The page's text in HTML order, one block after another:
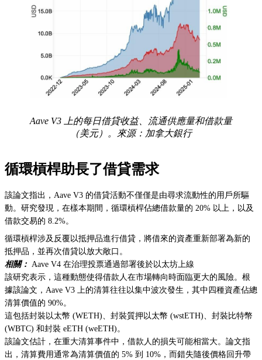
Aave V3 上的每日借貸收益、流通供應量和借款量
（美元）。來源：加拿大銀行
循環槓桿助長了借貸需求
該論文指出，Aave V3 的借貸活動不僅僅是由尋求流動性的用戶所驅
動。研究發現，在樣本期間，循環槓桿佔總借款量的 20% 以上，以及
借款交易的 8.2%。
循環槓桿涉及反覆以抵押品進行借貸，將借來的資產重新部署為新的
抵押品，並再次借貸以放大敞口。
相關： Aave V4 在治理投票通過部署後於以太坊上線
該研究表示，這種動態使得借款人在市場轉向時面臨更大的風險。根
據該論文，Aave V3 上的清算往往以集中波次發生，其中四種資產佔總
清算價值的 90%。
這包括封裝以太幣 (WETH)、封裝質押以太幣 (wstETH)、封裝比特幣
(WBTC) 和封裝 eETH (weETH)。
該論文估計，在重大清算事件中，借款人的損失可能相當大。論文指
出，清算費用通常為清算價值的 5% 到 10%，而錯失隨後價格回升帶